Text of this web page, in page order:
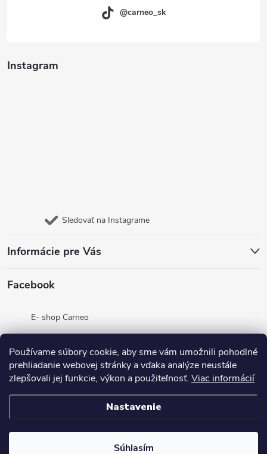
Používame súbory cookie, aby sme vám umožnili pohodlné
prehliadanie webovej stránky a vďaka analýze neustále
zlepšovali jej funkcie, výkon a použiteľnosť. Viac informácií
Nastavenie
Súhlasím
Instagram
Sledovať na Instagrame
Informácie pre Vás
@carneo_sk
Facebook
E- shop Carneo
Jazyk
Upraviť nastavenie cookies